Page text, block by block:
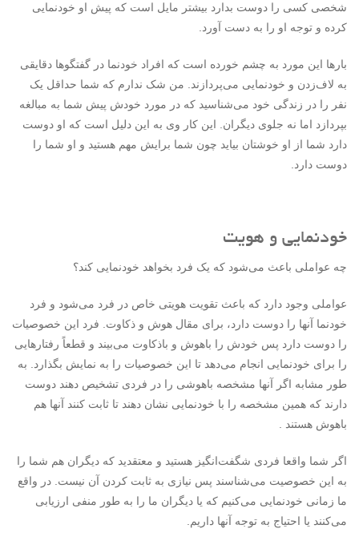
شخصی کسی را دوست بدارد بیشتر مایل است که پیش او خودنمایی
کرده و توجه او را به دست آورد.
بارها این مورد به چشم خورده است که افراد خودنما در گفتگوها دقایقی
به لاف‌زدن و خودنمایی می‌پردازند. من شک ندارم که شما حداقل یک
نفر را در زندگی خود می‌شناسید که در مورد خودش پیش شما به مبالغه
بپردازد اما نه جلوی دیگران. این کار وی به این دلیل است که او دوست
دارد شما از او خوشتان بیاید چون شما برایش مهم هستید و او شما را
دوست دارد.
خودنمایی و هویت
چه عواملی باعث می‌شود که یک فرد بخواهد خودنمایی کند؟
عواملی وجود دارد که باعث تقویت هویتی خاص در فرد می‌شود و فرد
خودنما آنها را دوست دارد، برای مقال هوش و ذکاوت. فرد این خصوصیات
را دوست دارد پس خودش را باهوش و باذکاوت می‌بیند و قطعاً رفتارهایی
را برای خودنمایی انجام می‌دهد تا این خصوصیات را به نمایش بگذارد. به
طور مشابه اگر آنها مشخصه باهوشی را در فردی تشخیص دهند دوست
دارند که همین مشخصه را با خودنمایی نشان دهند تا ثابت کنند آنها هم
باهوش هستند .
اگر شما واقعا فردی شگفت‌انگیز هستید و معتقدید که دیگران هم شما را
به این خصوصیت می‌شناسند پس نیازی به ثابت کردن آن نیست. در واقع
ما زمانی خودنمایی می‌کنیم که یا دیگران ما را به طور منفی ارزیابی
می‌کنند یا احتیاج به توجه آنها داریم.